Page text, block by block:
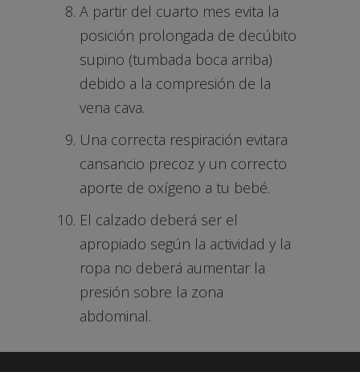
A partir del cuarto mes evita la
posición prolongada de decúbito
supino (tumbada boca arriba)
debido a la compresión de la
vena cava.
Una correcta respiración evitara
cansancio precoz y un correcto
aporte de oxígeno a tu bebé.
El calzado deberá ser el
apropiado según la actividad y la
ropa no deberá aumentar la
presión sobre la zona
abdominal.